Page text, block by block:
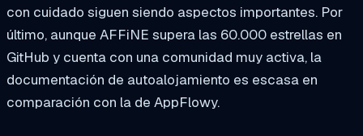
con cuidado siguen siendo aspectos importantes. Por
último, aunque AFFiNE supera las 60.000 estrellas en
GitHub y cuenta con una comunidad muy activa, la
documentación de autoalojamiento es escasa en
comparación con la de AppFlowy.